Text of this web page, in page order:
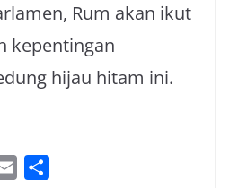
Rum akan ikut
kepentingan
hijau hitam ini.